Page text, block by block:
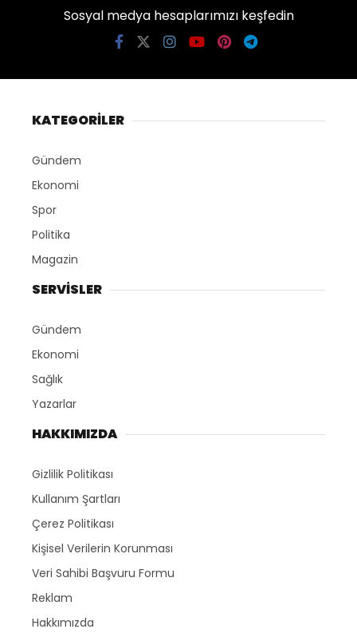
Sosyal medya hesaplarımızı keşfedin
KATEGORİLER
Gündem
Ekonomi
Spor
Politika
Magazin
SERVİSLER
Gündem
Ekonomi
Sağlık
Yazarlar
HAKKIMIZDA
Gizlilik Politikası
Kullanım Şartları
Çerez Politikası
Kişisel Verilerin Korunması
Veri Sahibi Başvuru Formu
Reklam
Hakkımızda